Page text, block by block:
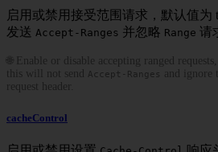
启用或禁用接受范围请求，默认值为
发送 Accept-Ranges 并忽略 Range 请
🌐 Enable or disable accepting ranged
this will not send
Accept-Ranges and ignore
request header.
cacheControl